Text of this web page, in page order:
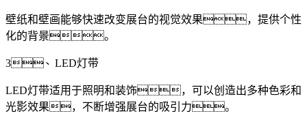
壁纸和壁画能够快速改变展台的视觉效果，提供个性
化的背景。
3、LED灯带
LED灯带适用于照明和装饰，可以创造出多种色彩和
光影效果，不断增强展台的吸引力。